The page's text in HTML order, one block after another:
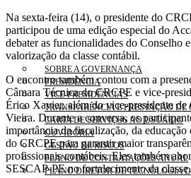
SOBRE A GOVERNANÇA
PRESIDÊNCIA
VICE-PRESIDÊNCIAS
TRANSPARÊNCIA E PRESTAÇÃO DE
CARTA DE SERVIÇOS AO USUÁRIO
OUVIDORIA
GESTÃO DE RISCOS
PLANO DE CONTRATAÇÕES ANUAL
PLANO DIRETOR DE TECNOLOGIA
Na sexta-feira (14), o presidente do
participou de uma edição especial do
debater as funcionalidades do Conselho
valorização da classe contábil.
O encontro também contou com a
Câmara Técnica do CRCPE e vice-
Érico Xavier, além do vice-presidente de
Vieira. Durante a conversa, os
importância da fiscalização, da
do CRCPE para garantir maior
profissionais contábeis. Eles também
SESCAP-PE no fortalecimento da classe.